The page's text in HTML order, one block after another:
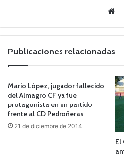
Publicaciones relacionadas
Mario López, jugador fallecido
del Almagro CF ya fue
protagonista en un partido
frente al CD Pedroñeras
21 de diciembre de 2014
El